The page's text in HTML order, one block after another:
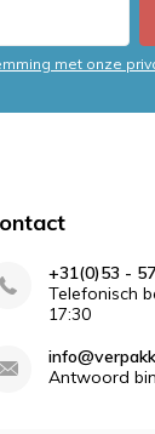
met onze
+31(0)53 -
Telefonisch
17:30
Antwoord